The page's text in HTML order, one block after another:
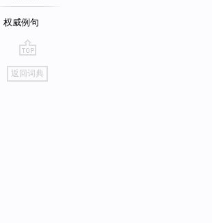
权威例句
go
top
返回词典